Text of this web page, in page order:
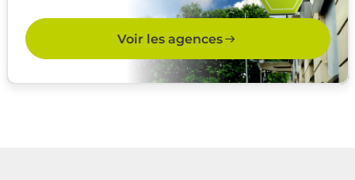
Voir les agences